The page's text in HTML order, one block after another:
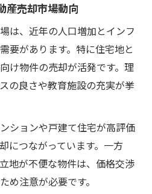
る担当者と出会うポイン
構築に欠かせない対応例
重視したい信頼の判断基
産売却交渉術とは
成約を目指す交渉の流れ
める売却交渉のポイント
産売却市場動向
は、近年の人口増加とインフ
要があります。特に住宅地と
け物件の売却が活発です。理
の良さや教育施設の充実が挙
ションや戸建て住宅が高評価
につながっています。一方
地が不便な物件は、価格交渉
め注意が必要です。